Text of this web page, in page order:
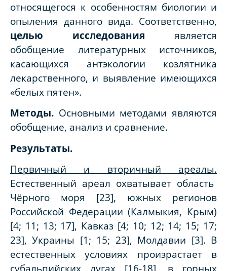
относящегося к особенностям биологии и
опыления данного вида. Соответственно,
целью исследования является
обобщение литературных источников,
касающихся антэкологии козлятника
лекарственного, и выявление имеющихся
«белых пятен».
Методы. Основными методами являются
обобщение, анализ и сравнение.
Результаты.
Первичный и вторичный ареалы.
Естественный ареал охватывает область
Чёрного моря [23], южных регионов
Российской Федерации (Калмыкия, Крым)
[4; 11; 13; 17], Кавказ [4; 10; 12; 14; 15; 17;
23], Украины [1; 15; 23], Молдавии [3]. В
естественных условиях произрастает в
субальпийских лугах [16-18], в горных